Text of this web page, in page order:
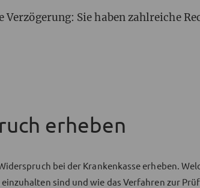
Verzögerung: Sie haben zahlreiche
erheben
bei der Krankenkasse erheben.
sind und wie das Verfahren zur